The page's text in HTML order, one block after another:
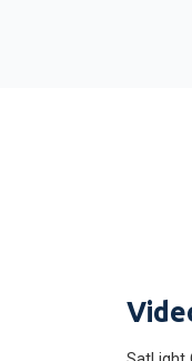
SatLight